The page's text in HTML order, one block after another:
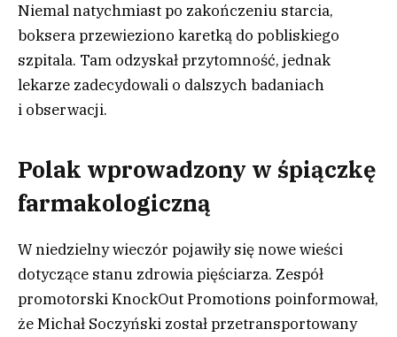
Niemal natychmiast po zakończeniu starcia,
boksera przewieziono karetką do pobliskiego
szpitala. Tam odzyskał przytomność, jednak
lekarze zadecydowali o dalszych badaniach
i obserwacji.
Polak wprowadzony w śpiączkę
farmakologiczną
W niedzielny wieczór pojawiły się nowe wieści
dotyczące stanu zdrowia pięściarza. Zespół
promotorski KnockOut Promotions poinformował,
że Michał Soczyński został przetransportowany